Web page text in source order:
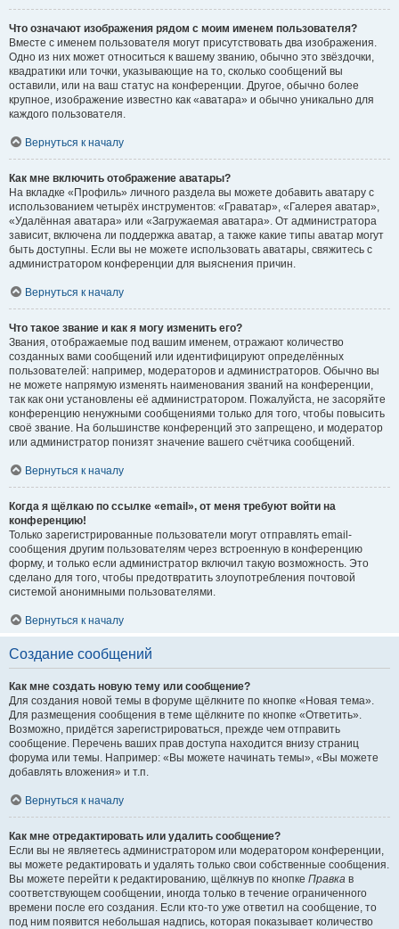
Что означают изображения рядом с моим именем пользователя?
Вместе с именем пользователя могут присутствовать два изображения.
Одно из них может относиться к вашему званию, обычно это звёздочки,
квадратики или точки, указывающие на то, сколько сообщений вы
оставили, или на ваш статус на конференции. Другое, обычно более
крупное, изображение известно как «аватара» и обычно уникально для
каждого пользователя.
Вернуться к началу
Как мне включить отображение аватары?
На вкладке «Профиль» личного раздела вы можете добавить аватару с
использованием четырёх инструментов: «Граватар», «Галерея аватар»,
«Удалённая аватара» или «Загружаемая аватара». От администратора
зависит, включена ли поддержка аватар, а также какие типы аватар могут
быть доступны. Если вы не можете использовать аватары, свяжитесь с
администратором конференции для выяснения причин.
Вернуться к началу
Что такое звание и как я могу изменить его?
Звания, отображаемые под вашим именем, отражают количество
созданных вами сообщений или идентифицируют определённых
пользователей: например, модераторов и администраторов. Обычно вы
не можете напрямую изменять наименования званий на конференции,
так как они установлены её администратором. Пожалуйста, не засоряйте
конференцию ненужными сообщениями только для того, чтобы повысить
своё звание. На большинстве конференций это запрещено, и модератор
или администратор понизят значение вашего счётчика сообщений.
Вернуться к началу
Когда я щёлкаю по ссылке «email», от меня требуют войти на
конференцию!
Только зарегистрированные пользователи могут отправлять email-
сообщения другим пользователям через встроенную в конференцию
форму, и только если администратор включил такую возможность. Это
сделано для того, чтобы предотвратить злоупотребления почтовой
системой анонимными пользователями.
Вернуться к началу
Создание сообщений
Как мне создать новую тему или сообщение?
Для создания новой темы в форуме щёлкните по кнопке «Новая тема».
Для размещения сообщения в теме щёлкните по кнопке «Ответить».
Возможно, придётся зарегистрироваться, прежде чем отправить
сообщение. Перечень ваших прав доступа находится внизу страниц
форума или темы. Например: «Вы можете начинать темы», «Вы можете
добавлять вложения» и т.п.
Вернуться к началу
Как мне отредактировать или удалить сообщение?
Если вы не являетесь администратором или модератором конференции,
вы можете редактировать и удалять только свои собственные сообщения.
Вы можете перейти к редактированию, щёлкнув по кнопке Правка в
соответствующем сообщении, иногда только в течение ограниченного
времени после его создания. Если кто-то уже ответил на сообщение, то
под ним появится небольшая надпись, которая показывает количество